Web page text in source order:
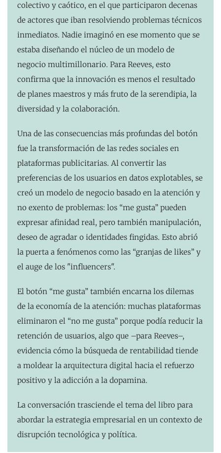
colectivo y caótico, en el que participaron decenas
de actores que iban resolviendo problemas técnicos
inmediatos. Nadie imaginó en ese momento que se
estaba diseñando el núcleo de un modelo de
negocio multimillonario. Para Reeves, esto
confirma que la innovación es menos el resultado
de planes maestros y más fruto de la serendipia, la
diversidad y la colaboración.
Una de las consecuencias más profundas del botón
fue la transformación de las redes sociales en
plataformas publicitarias. Al convertir las
preferencias de los usuarios en datos explotables, se
creó un modelo de negocio basado en la atención y
no exento de problemas: los “me gusta” pueden
expresar afinidad real, pero también manipulación,
deseo de agradar o identidades fingidas. Esto abrió
la puerta a fenómenos como las “granjas de likes” y
el auge de los "influencers".
El botón “me gusta” también encarna los dilemas
de la economía de la atención: muchas plataformas
eliminaron el “no me gusta” porque podía reducir la
retención de usuarios, algo que –para Reeves–,
evidencia cómo la búsqueda de rentabilidad tiende
a moldear la arquitectura digital hacia el refuerzo
positivo y la adicción a la dopamina.
La conversación trasciende el tema del libro para
abordar la estrategia empresarial en un contexto de
disrupción tecnológica y política.